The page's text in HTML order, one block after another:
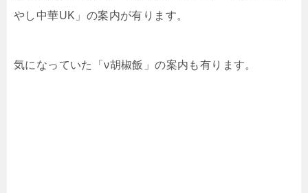
やし中華UK」の案内が有ります。
気になっていた「ν胡椒飯」の案内も有ります。